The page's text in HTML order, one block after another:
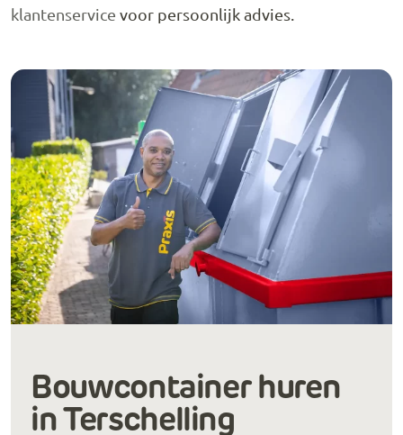
klantenservice voor persoonlijk advies.
Bouwcontainer huren
in Terschelling